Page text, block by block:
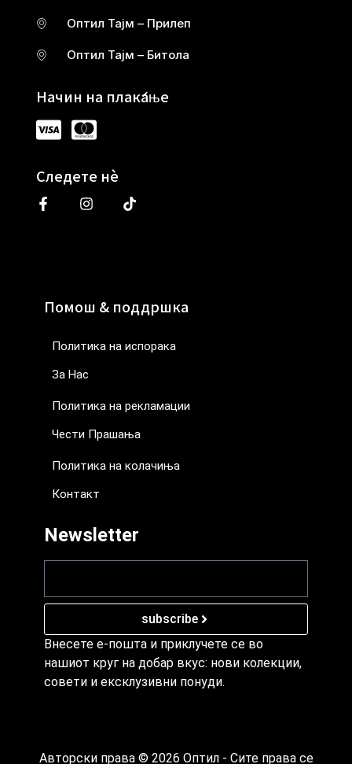
Оптил Тајм – Прилеп
Оптил Тајм – Битола
Начин на плаќање
Следете нè
Помош & поддршка
Политика на испорака
За Нас
Политика на рекламации
Чести Прашања
Политика на колачиња
Контакт
Newsletter
subscribe
Внесете е-пошта и приклучете се во
нашиот круг на добар вкус: нови колекции,
совети и ексклузивни понуди.
Авторски права © 2026 Оптил - Сите права се